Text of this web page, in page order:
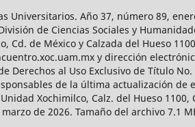
Universitarios. Año 37, número 89,
de Ciencias Sociales y
Cd. de México y Calzada del Hueso
y dirección
Derechos al Uso Exclusivo de Título
de la última actualización
Xochimilco, Calz. del Hueso
de 2026. Tamaño del archivo 7.1